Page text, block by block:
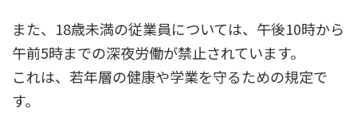
また、18歳未満の従業員については、午後10時から
午前5時までの深夜労働が禁止されています。
これは、若年層の健康や学業を守るための規定で
す。